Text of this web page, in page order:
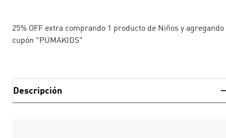
25% OFF extra comprando 1 producto de Niños y
cupón "PUMAKIDS"
Descripción